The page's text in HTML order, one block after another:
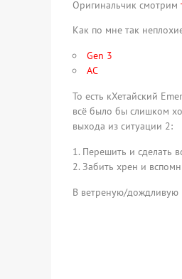
Оригинальчик смотрим
Как по мне так
Gen 3
AC
То есть кХетайский
всё было бы слишком
выхода из ситуации 2:
Перешить и сделать
Забить хрен и
В ветреную/дождливую